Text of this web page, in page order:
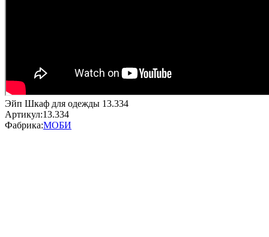
Эйп Шкаф для одежды 13.334
Артикул:13.334
Фабрика:МОБИ